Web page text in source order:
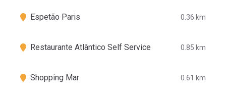
Espetão Paris 0.36 km
Restaurante Atlântico Self Service 0.85 km
Shopping Mar 0.61 km